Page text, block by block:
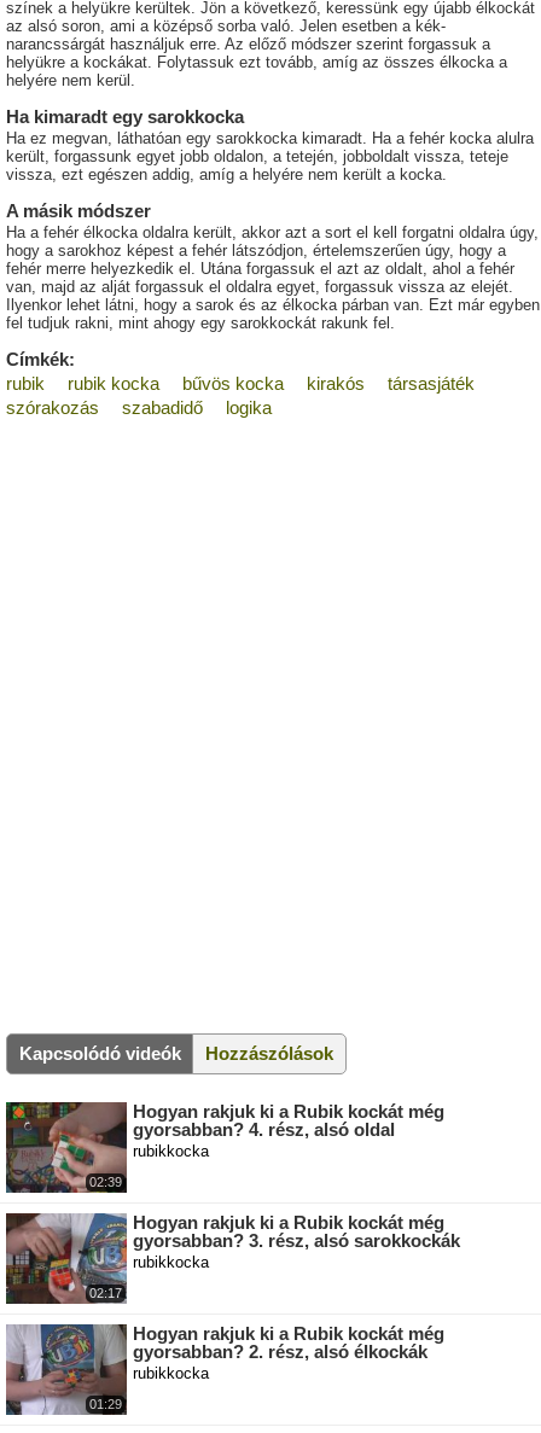
színek a helyükre kerültek. Jön a következő, keressünk egy újabb élkockát
az alsó soron, ami a középső sorba való. Jelen esetben a kék-
narancssárgát használjuk erre. Az előző módszer szerint forgassuk a
helyükre a kockákat. Folytassuk ezt tovább, amíg az összes élkocka a
helyére nem kerül.
Ha kimaradt egy sarokkocka
Ha ez megvan, láthatóan egy sarokkocka kimaradt. Ha a fehér kocka alulra
került, forgassunk egyet jobb oldalon, a tetején, jobboldalt vissza, teteje
vissza, ezt egészen addig, amíg a helyére nem került a kocka.
A másik módszer
Ha a fehér élkocka oldalra került, akkor azt a sort el kell forgatni oldalra úgy,
hogy a sarokhoz képest a fehér látszódjon, értelemszerűen úgy, hogy a
fehér merre helyezkedik el. Utána forgassuk el azt az oldalt, ahol a fehér
van, majd az alját forgassuk el oldalra egyet, forgassuk vissza az elejét.
Ilyenkor lehet látni, hogy a sarok és az élkocka párban van. Ezt már egyben
fel tudjuk rakni, mint ahogy egy sarokkockát rakunk fel.
Címkék:
rubik
rubik kocka bűvös kocka kirakós
társasjáték
szórakozás
szabadidő logika
Kapcsolódó videók Hozzászólások
02:39
Hogyan rakjuk ki a Rubik kockát még
gyorsabban? 4. rész, alsó oldal
rubikkocka
02:17
Hogyan rakjuk ki a Rubik kockát még
gyorsabban? 3. rész, alsó sarokkockák
rubikkocka
01:29
Hogyan rakjuk ki a Rubik kockát még
gyorsabban? 2. rész, alsó élkockák
rubikkocka